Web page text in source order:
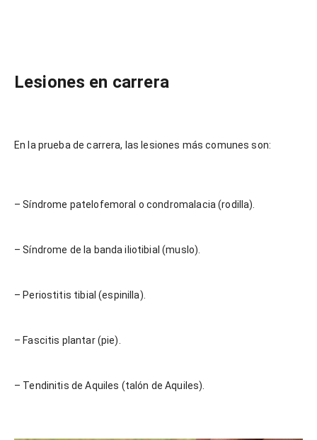
Lesiones en carrera
En la prueba de carrera, las lesiones más comunes son:
– Síndrome patelofemoral o condromalacia (rodilla).
– Síndrome de la banda iliotibial (muslo).
– Periostitis tibial (espinilla).
– Fascitis plantar (pie).
– Tendinitis de Aquiles (talón de Aquiles).